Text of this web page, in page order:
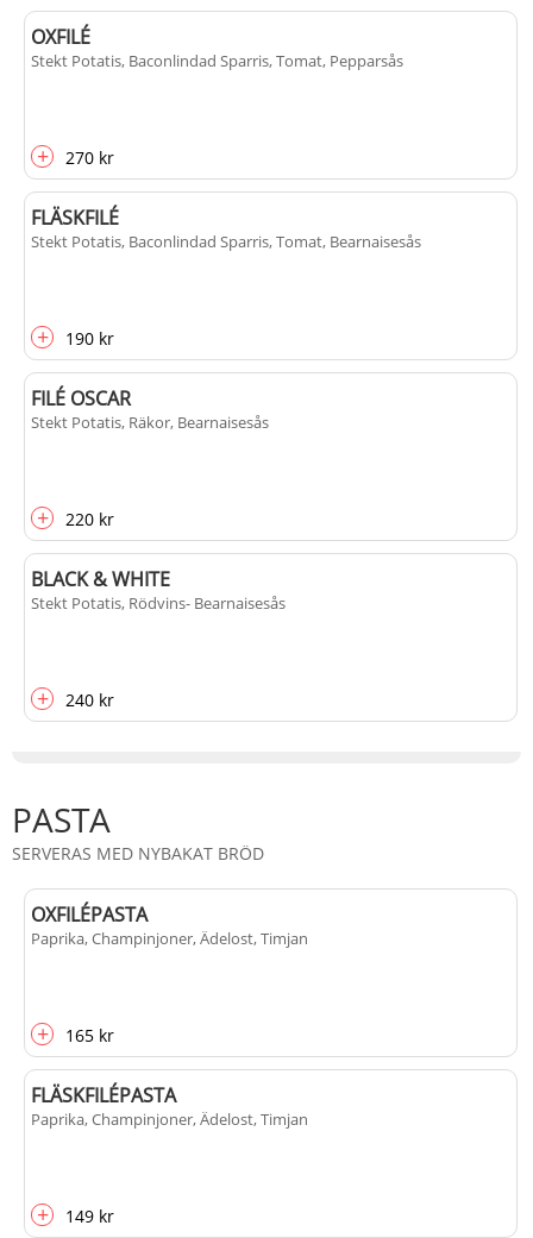
OXFILÉ
Stekt Potatis, Baconlindad Sparris, Tomat, Pepparsås
+ 270 kr
FLÄSKFILÉ
Stekt Potatis, Baconlindad Sparris, Tomat, Bearnaisesås
+ 190 kr
FILÉ OSCAR
Stekt Potatis, Räkor, Bearnaisesås
+ 220 kr
BLACK & WHITE
Stekt Potatis, Rödvins- Bearnaisesås
+ 240 kr
PASTA
SERVERAS MED NYBAKAT BRÖD
OXFILÉPASTA
Paprika, Champinjoner, Ädelost, Timjan
+ 165 kr
FLÄSKFILÉPASTA
Paprika, Champinjoner, Ädelost, Timjan
+ 149 kr